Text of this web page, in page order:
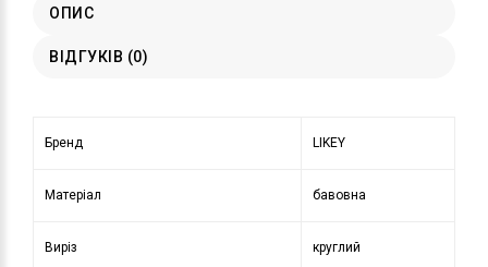
ОПИС
ВІДГУКІВ (0)
Бренд LIKEY
Матеріал бавовна
Виріз круглий